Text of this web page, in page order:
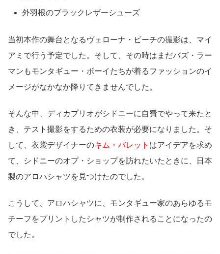
外羽根のブラックレザーシューズ
当初本作の舞台となるヴェローナ・ビーチの撮影は、マイ
アミで行う予定でした。そして、その時はまだバズ・ラー
マンもモンタギュー・ボーイたちが着るファッションのイ
メージがなかなか降りてきませんでした。
そんな中、ディカプリオがシドニーに自費でやって来たと
き、テスト撮影をするための衣装が必要になりました。そ
して、衣裳デザイナーのキム・バレット はアイデアを求め
て、シドニーのオプ・ショップを訪れたいたときに、日本
製のアロハシャツを見つけたのでした。
こうして、アロハシャツに、モンタギュー家のあらゆるモ
チーフをプリントしたシャツが制作されることになったの
でした。